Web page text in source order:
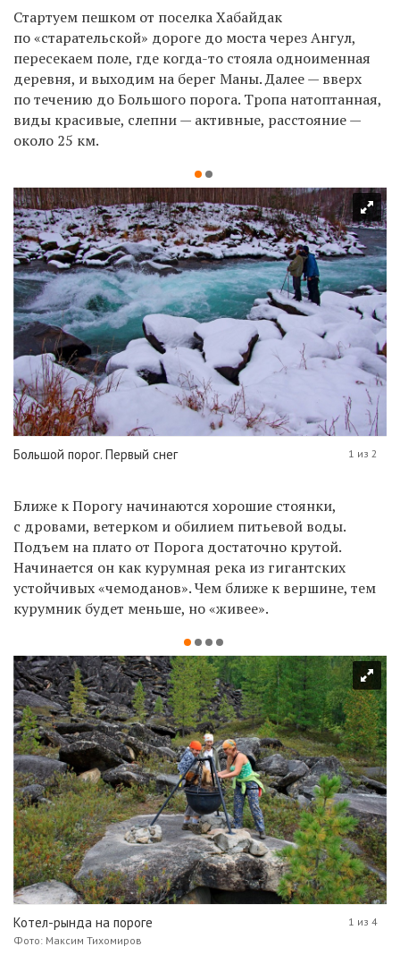
Стартуем пешком от поселка Хабайдак
по «старательской» дороге до моста через Ангул,
пересекаем поле, где когда-то стояла одноименная
деревня, и выходим на берег Маны. Далее — вверх
по течению до Большого порога. Тропа натоптанная,
виды красивые, слепни — активные, расстояние —
около 25 км.
Большой порог. Первый снег 1 из 2
Ближе к Порогу начинаются хорошие стоянки,
с дровами, ветерком и обилием питьевой воды.
Подъем на плато от Порога достаточно крутой.
Начинается он как курумная река из гигантских
устойчивых «чемоданов». Чем ближе к вершине, тем
курумник будет меньше, но «живее».
Котел-рында на пороге
Фото: Максим Тихомиров
1 из 4